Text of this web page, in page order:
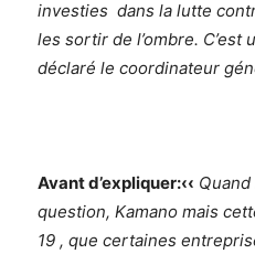
investies dans la lutte
les sortir de l’ombre.
déclaré le coordinateur
Avant d’expliquer:‹‹
question, Kamano mais
19 , que certaines